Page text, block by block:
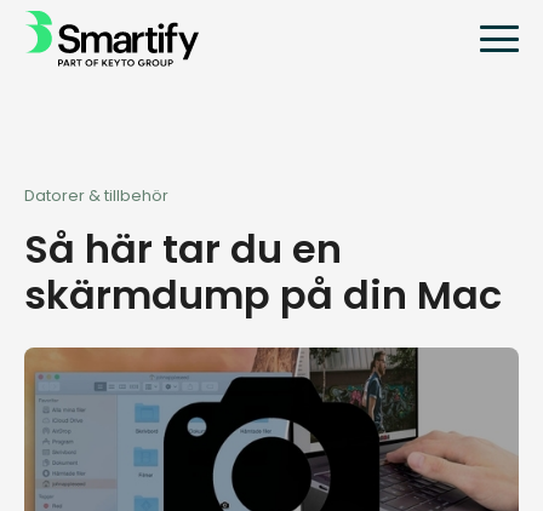
Datorer & tillbehör
Så här tar du en
skärmdump på din Mac